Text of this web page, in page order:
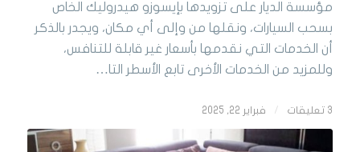
مؤسسة الديار على تزويدها بإيسوزو هيدروليك الخاص
بسحب السيارات، ونقلها من وإلى أي مكان، ويجدر بالذكر
أن الخدمات التي نقدمها بأسعار غير قابلة للتنافس،
وللمزيد من الخدمات الأخرى تابع الأسطر التا…
3 تعليقات / فبراير 22, 2025